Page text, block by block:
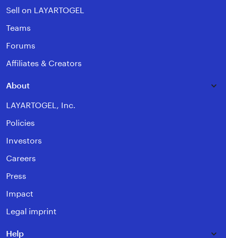
Sell on LAYARTOGEL
Teams
Forums
Affiliates & Creators
About
LAYARTOGEL, Inc.
Policies
Investors
Careers
Press
Impact
Legal imprint
Help